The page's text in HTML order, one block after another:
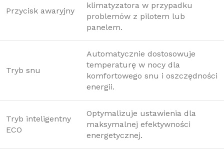
Przycisk awaryjny
klimatyzatora w przypadku
problemów z pilotem lub
panelem.
Tryb snu
Automatycznie dostosowuje
temperaturę w nocy dla
komfortowego snu i oszczędności
energii.
Tryb inteligentny
ECO
Optymalizuje ustawienia dla
maksymalnej efektywności
energetycznej.